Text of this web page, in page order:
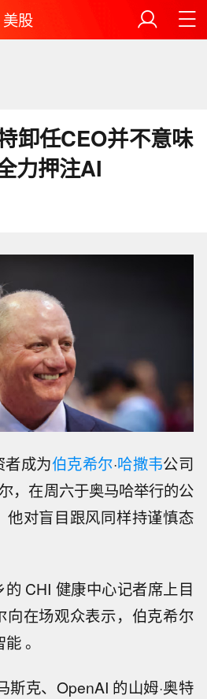
美股
卸任CEO并不意味
力押注AI
者成为伯克希尔·哈撒韦公司
，在周六于奥马哈举行的公
他对盲目跟风同样持谨慎态
CHI 健康中心记者席上目
向在场观众表示，伯克希尔
。
斯克、OpenAI 的山姆·奥特